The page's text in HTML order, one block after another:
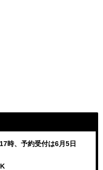
時、予約受付は6月5日